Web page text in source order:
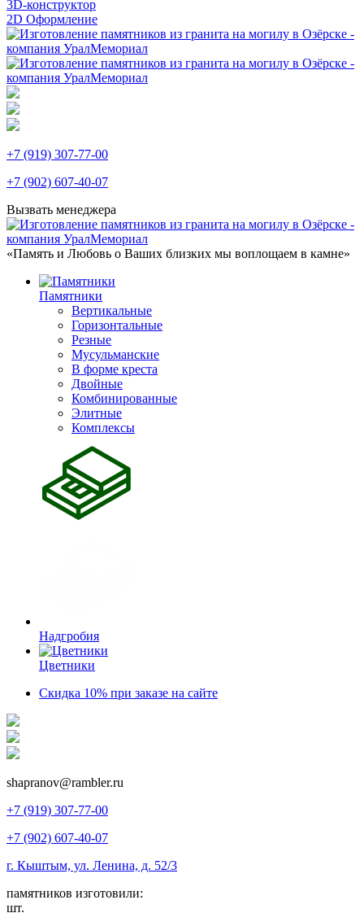
3D-конструктор
2D Оформление
+7 (919) 307-77-00
+7 (902) 607-40-07
Вызвать менеджера
«Память и Любовь о Ваших близких мы воплощаем в камне»
Памятники
Вертикальные
Горизонтальные
Резные
Мусульманские
В форме креста
Двойные
Комбинированные
Элитные
Комплексы
Надгробия
Цветники
Скидка 10% при заказе на сайте
shapranov@rambler.ru
+7 (919) 307-77-00
+7 (902) 607-40-07
г. Кыштым, ул. Ленина, д. 52/3
памятников изготовили:
шт.